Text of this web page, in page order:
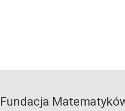
Fundacja